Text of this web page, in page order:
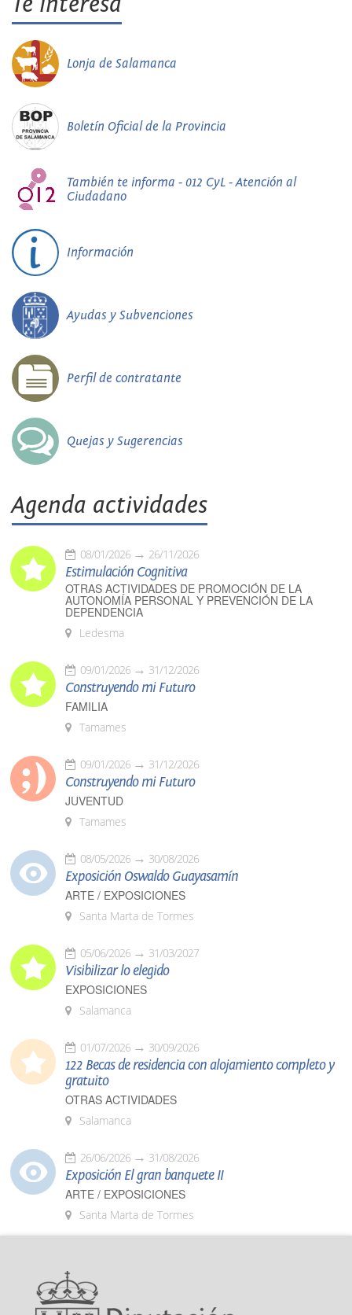
Lonja de Salamanca
Boletín Oficial de la Provincia
También te informa - 012 CyL - Atención al
Ciudadano
Información
Ayudas y Subvenciones
Perfil de contratante
Quejas y Sugerencias
Agenda actividades
08/01/2026 26/11/2026
Estimulación Cognitiva
OTRAS ACTIVIDADES DE PROMOCIÓN DE LA
AUTONOMÍA PERSONAL Y PREVENCIÓN DE LA
DEPENDENCIA
Ledesma
09/01/2026 31/12/2026
Construyendo mi Futuro
FAMILIA
Tamames
09/01/2026 31/12/2026
Construyendo mi Futuro
JUVENTUD
Tamames
08/05/2026 30/08/2026
Exposición Oswaldo Guayasamín
ARTE / EXPOSICIONES
Santa Marta de Tormes
05/06/2026 31/03/2027
Visibilizar lo elegido
EXPOSICIONES
Salamanca
01/07/2026 30/09/2026
122 Becas de residencia con alojamiento completo y
gratuito
OTRAS ACTIVIDADES
Salamanca
26/06/2026 31/08/2026
Exposición El gran banquete II
ARTE / EXPOSICIONES
Santa Marta de Tormes